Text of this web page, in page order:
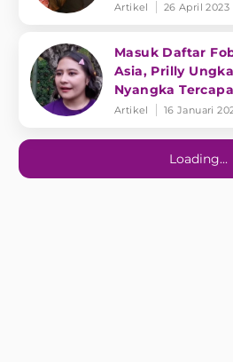
Artikel 26 April 2023
Masuk Daftar
Asia, Prilly
Nyangka
Artikel 16 Januari
Loading...